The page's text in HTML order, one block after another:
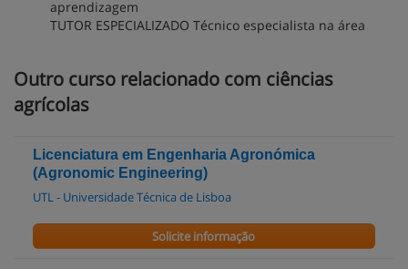
aprendizagem
TUTOR ESPECIALIZADO Técnico especialista na área
Outro curso relacionado com ciências
agrícolas
Licenciatura em Engenharia Agronómica
(Agronomic Engineering)
UTL - Universidade Técnica de Lisboa
Solicite informação